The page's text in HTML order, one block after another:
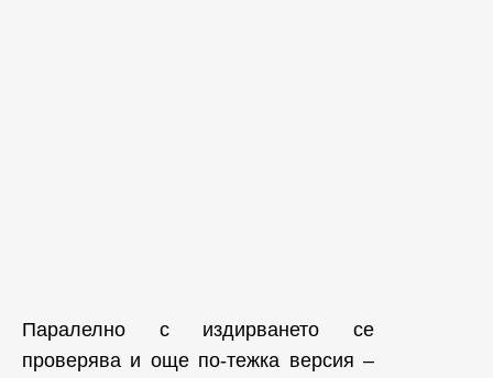
Паралелно с издирването се
проверява и още по-тежка версия –